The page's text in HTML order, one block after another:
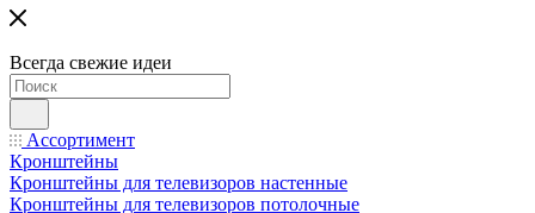
Всегда свежие идеи
Ассортимент
Кронштейны
Кронштейны для телевизоров настенные
Кронштейны для телевизоров потолочные